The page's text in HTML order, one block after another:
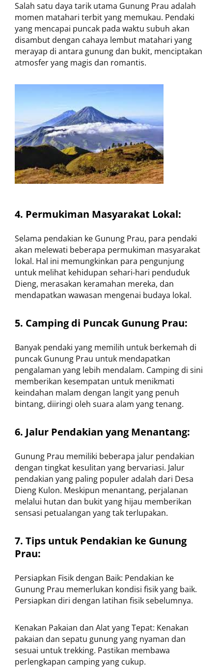
Salah satu daya tarik utama Gunung Prau adalah
momen matahari terbit yang memukau. Pendaki
yang mencapai puncak pada waktu subuh akan
disambut dengan cahaya lembut matahari yang
merayap di antara gunung dan bukit, menciptakan
atmosfer yang magis dan romantis.
4. Permukiman Masyarakat Lokal:
Selama pendakian ke Gunung Prau, para pendaki
akan melewati beberapa permukiman masyarakat
lokal. Hal ini memungkinkan para pengunjung
untuk melihat kehidupan sehari-hari penduduk
Dieng, merasakan keramahan mereka, dan
mendapatkan wawasan mengenai budaya lokal.
5. Camping di Puncak Gunung Prau:
Banyak pendaki yang memilih untuk berkemah di
puncak Gunung Prau untuk mendapatkan
pengalaman yang lebih mendalam. Camping di sini
memberikan kesempatan untuk menikmati
keindahan malam dengan langit yang penuh
bintang, diiringi oleh suara alam yang tenang.
6. Jalur Pendakian yang Menantang:
Gunung Prau memiliki beberapa jalur pendakian
dengan tingkat kesulitan yang bervariasi. Jalur
pendakian yang paling populer adalah dari Desa
Dieng Kulon. Meskipun menantang, perjalanan
melalui hutan dan bukit yang hijau memberikan
sensasi petualangan yang tak terlupakan.
7. Tips untuk Pendakian ke Gunung
Prau:
Persiapkan Fisik dengan Baik: Pendakian ke
Gunung Prau memerlukan kondisi fisik yang baik.
Persiapkan diri dengan latihan fisik sebelumnya.
Kenakan Pakaian dan Alat yang Tepat: Kenakan
pakaian dan sepatu gunung yang nyaman dan
sesuai untuk trekking. Pastikan membawa
perlengkapan camping yang cukup.